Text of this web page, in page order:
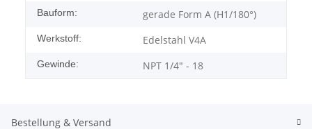
Bauform: gerade Form A (H1/180°)
Werkstoff: Edelstahl V4A
Gewinde: NPT 1/4" - 18
Bestellung & Versand